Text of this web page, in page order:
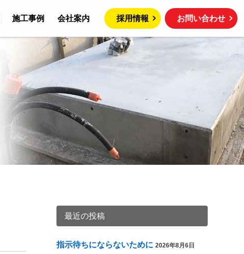
施工事例 会社案内 採用情報 お問い合わせ
最近の投稿
指示待ちにならないために 2026年8月6日